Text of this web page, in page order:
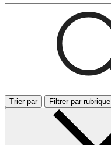
Trier par Filtrer par rubrique